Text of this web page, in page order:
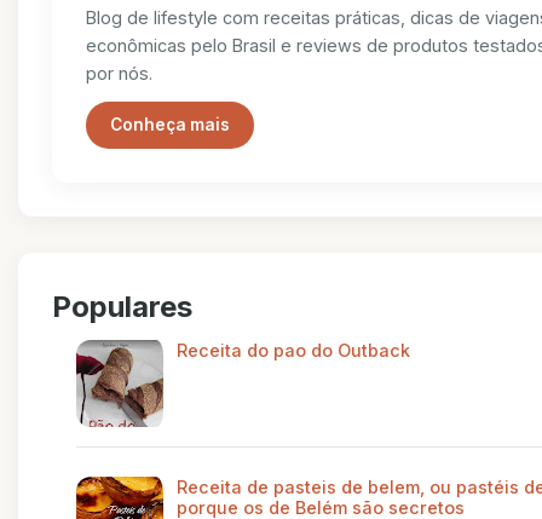
Blog de lifestyle com receitas práticas, dicas de
econômicas pelo Brasil e reviews de produtos
por nós.
Conheça mais
Populares
Receita do pao do Outback
Receita de pasteis de belem, ou pastéis
porque os de Belém são secretos